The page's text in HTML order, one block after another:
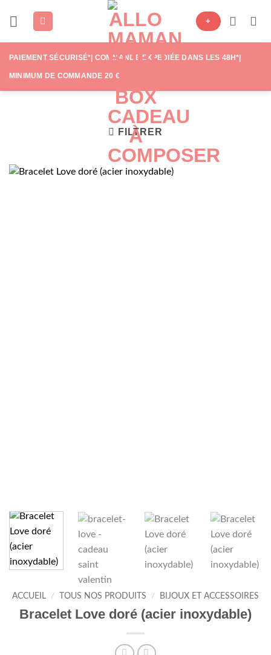
+
PAIEMENT SÉCURISÉ*| COMMANDE EXPÉDIÉE DANS LES 48H*|
MINIMUM DE COMMANDE 20 €
FILTRER
ACCUEIL / TOUS NOS PRODUITS / BIJOUX ET ACCESSOIRES
Bracelet Love doré (acier inoxydable)